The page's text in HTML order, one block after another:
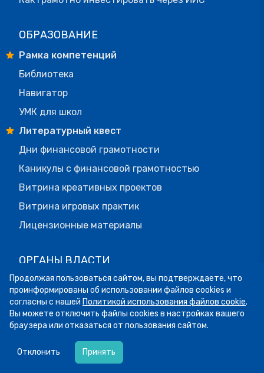
ОБРАЗОВАНИЕ
Рамка компетенций
Библиотека
Навигатор
УМК для школ
Литературный квест
Дни финансовой грамотности
Каникулы с финансовой грамотностью
Витрина креативных проектов
Витрина игровых практик
Лицензионные материалы
ОРГАНЫ ВЛАСТИ
Паспорта регионов
Конкурс лучших практик
Стратегия - 2030
Отгадка к ситуации выше — чарджбэк. Сегодня
рассказываем, когда можно оспорить платёж и
Продолжая пользоваться сайтом, вы подтверждаете, что
проинформированы об использовании файлов cookies и
согласны с нашей Политикой использования файлов cookie.
Вы можете отключить файлы cookies в настройках вашего
браузера или отказаться от пользования сайтом.
Отклонить Принять